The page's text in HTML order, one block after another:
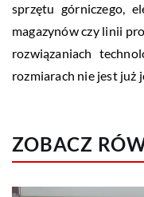
sprzętu górniczego,
magazynów czy linii
rozwiązaniach
rozmiarach nie jest już
ZOBACZ